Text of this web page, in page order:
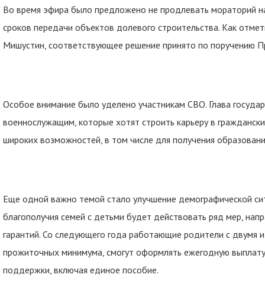
Во время эфира было предложено не продлевать мораторий
сроков передачи объектов долевого строительства. Как
Мишустин, соответствующее решение принято по поручению
Особое внимание было уделено участникам СВО. Глава
военнослужащим, которые хотят строить карьеру в
широких возможностей, в том числе для получения
Еще одной важно темой стало улучшение демографической
благополучия семей с детьми будет действовать ряд мер,
гарантий. Со следующего года работающие родители с
прожиточных минимума, смогут оформлять ежегодную
поддержки, включая единое пособие.